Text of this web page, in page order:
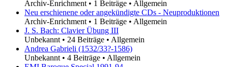
Archiv-Enrichment • 1 Beiträge • Allgemein
Neu erschienene oder angekündigte CDs - Neuproduktionen
Archiv-Enrichment • 1 Beiträge • Allgemein
J. S. Bach: Clavier Übung III
Unbekannt • 24 Beiträge • Allgemein
Andrea Gabrieli (1532/33?-1586)
Unbekannt • 4 Beiträge • Allgemein